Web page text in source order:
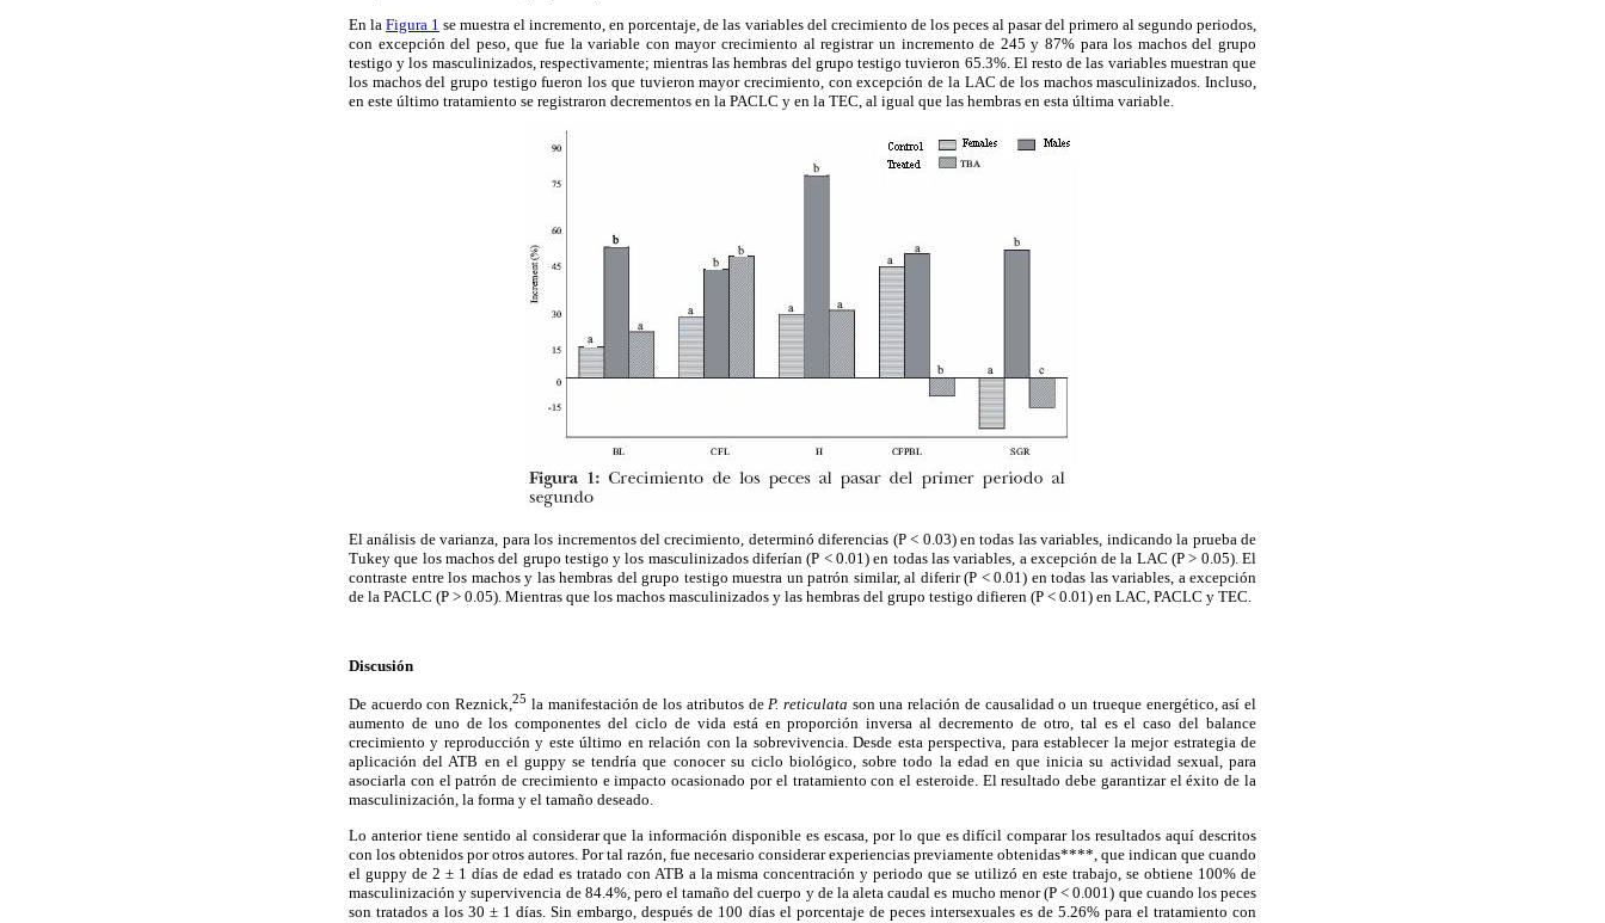
En laFigura 1 se muestra el incremento, en porcentaje, de las variables del crecimiento de los peces al pasar del primero al segundo periodos,
con excepción del peso, que fue la variable con mayor crecimiento al registrar un incremento de 245 y 87% para los machos del grupo
testigo y los masculinizados, respectivamente; mientras las hembras del grupo testigo tuvieron 65.3%. El resto de las variables muestran que
los machos del grupo testigo fueron los que tuvieron mayor crecimiento, con excepción de la LAC de los machos masculinizados. Incluso,
en este último tratamiento se registraron decrementos en la PACLC y en la TEC, al igual que las hembras en esta última variable.
El análisis de varianza, para los incrementos del crecimiento, determinó diferencias (P < 0.03) en todas las variables, indicando la prueba de
Tukey que los machos del grupo testigo y los masculinizados diferían (P < 0.01) en todas las variables, a excepción de la LAC (P > 0.05). El
contraste entre los machos y las hembras del grupo testigo muestra un patrón similar, al diferir (P < 0.01) en todas las variables, a excepción
de la PACLC (P > 0.05). Mientras que los machos masculinizados y las hembras del grupo testigo difieren (P < 0.01) en LAC, PACLC y TEC.
Discusión
De acuerdo con Reznick,25 la manifestación de los atributos deP. reticulata son una relación de causalidad o un trueque energético, así el
aumento de uno de los componentes del ciclo de vida está en proporción inversa al decremento de otro, tal es el caso del balance
crecimiento y reproducción y este último en relación con la sobrevivencia. Desde esta perspectiva, para establecer la mejor estrategia de
aplicación del ATB en el guppy se tendría que conocer su ciclo biológico, sobre todo la edad en que inicia su actividad sexual, para
asociarla con el patrón de crecimiento e impacto ocasionado por el tratamiento con el esteroide. El resultado debe garantizar el éxito de la
masculinización, la forma y el tamaño deseado.
Lo anterior tiene sentido al considerar que la información disponible es escasa, por lo que es difícil comparar los resultados aquí descritos
con los obtenidos por otros autores. Por tal razón, fue necesario considerar experiencias previamente obtenidas****, que indican que cuando
el guppy de 2 ± 1 días de edad es tratado con ATB a la misma concentración y periodo que se utilizó en este trabajo, se obtiene 100% de
masculinización y supervivencia de 84.4%, pero el tamaño del cuerpo y de la aleta caudal es mucho menor (P < 0.001) que cuando los peces
son tratados a los 30 ± 1 días. Sin embargo, después de 100 días el porcentaje de peces intersexuales es de 5.26% para el tratamiento con